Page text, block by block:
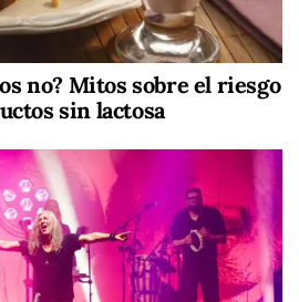
no? Mitos sobre el riesgo
sin lactosa